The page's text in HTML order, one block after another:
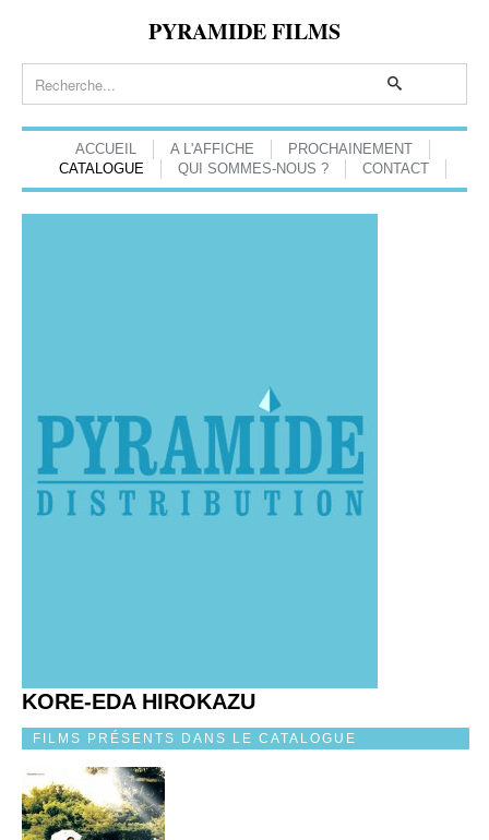
PYRAMIDE FILMS
ACCUEIL A L'AFFICHE
PROCHAINEMENT
CATALOGUE
QUI SOMMES-NOUS ? CONTACT
KORE-EDA HIROKAZU
FILMS PRÉSENTS DANS LE CATALOGUE